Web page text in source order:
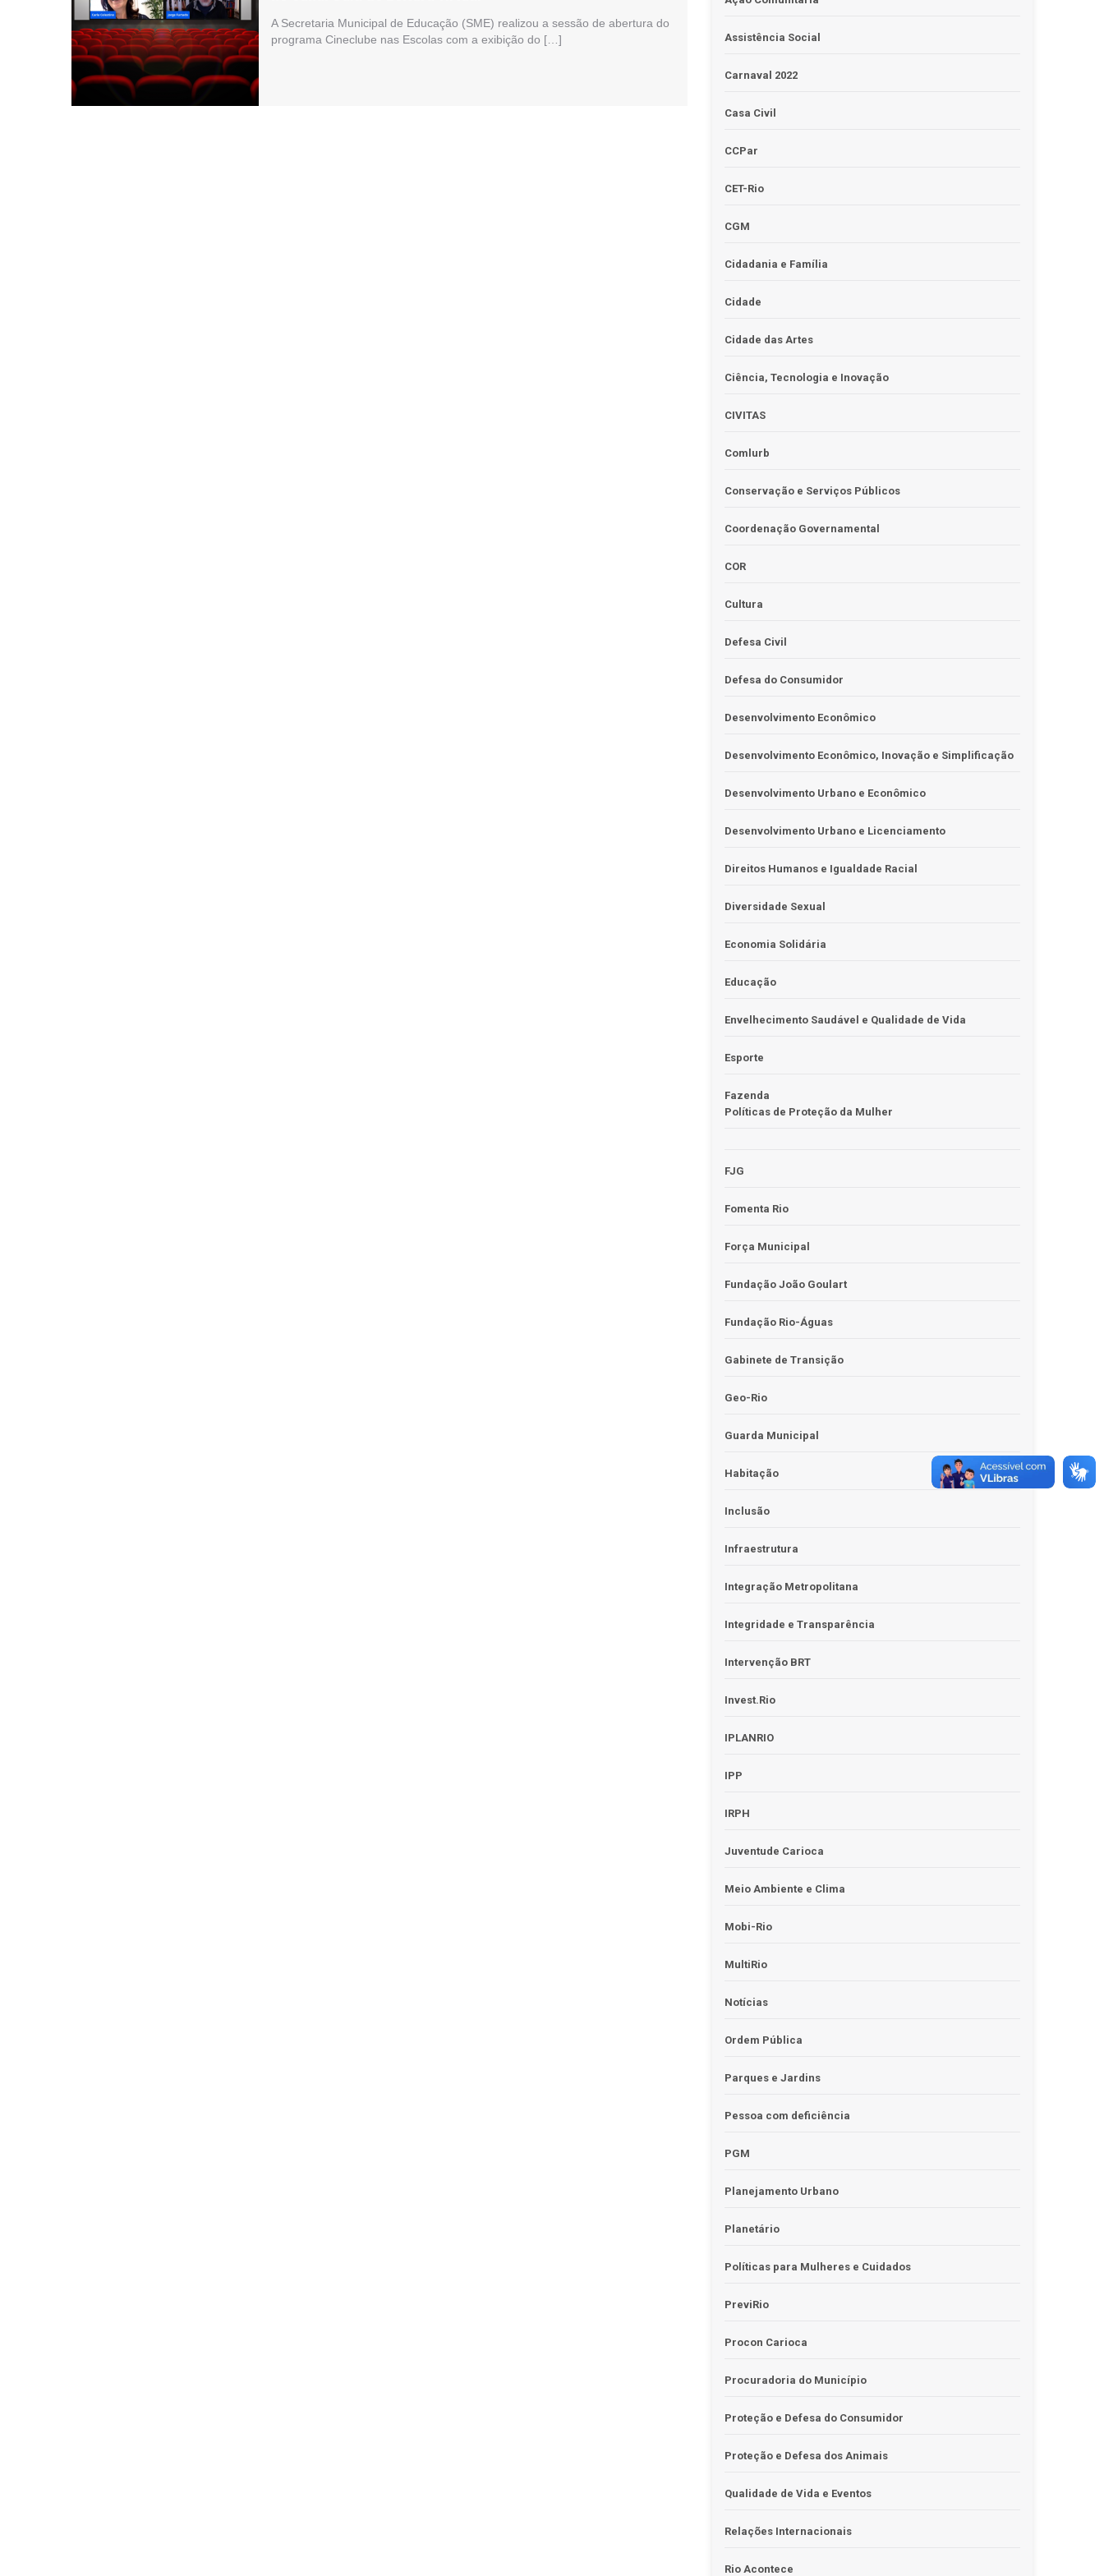
A Secretaria Municipal de Educação (SME) realizou a sessão de abertura do
programa Cineclube nas Escolas com a exibição do […]
Assistência Social
Carnaval 2022
Casa Civil
CCPar
CET-Rio
CGM
Cidadania e Família
Cidade
Cidade das Artes
Ciência, Tecnologia e Inovação
CIVITAS
Comlurb
Conservação e Serviços Públicos
Coordenação Governamental
COR
Cultura
Defesa Civil
Defesa do Consumidor
Desenvolvimento Econômico
Desenvolvimento Econômico, Inovação e Simplificação
Desenvolvimento Urbano e Econômico
Desenvolvimento Urbano e Licenciamento
Direitos Humanos e Igualdade Racial
Diversidade Sexual
Economia Solidária
Educação
Envelhecimento Saudável e Qualidade de Vida
Esporte
Fazenda
Políticas de Proteção da Mulher
FJG
Fomenta Rio
Força Municipal
Fundação João Goulart
Fundação Rio-Águas
Gabinete de Transição
Geo-Rio
Guarda Municipal
Habitação
Inclusão
Infraestrutura
Integração Metropolitana
Integridade e Transparência
Intervenção BRT
Invest.Rio
IPLANRIO
IPP
IRPH
Juventude Carioca
Meio Ambiente e Clima
Mobi-Rio
MultiRio
Notícias
Ordem Pública
Parques e Jardins
Pessoa com deficiência
PGM
Planejamento Urbano
Planetário
Políticas para Mulheres e Cuidados
PreviRio
Procon Carioca
Procuradoria do Município
Proteção e Defesa do Consumidor
Proteção e Defesa dos Animais
Qualidade de Vida e Eventos
Relações Internacionais
Rio Acontece